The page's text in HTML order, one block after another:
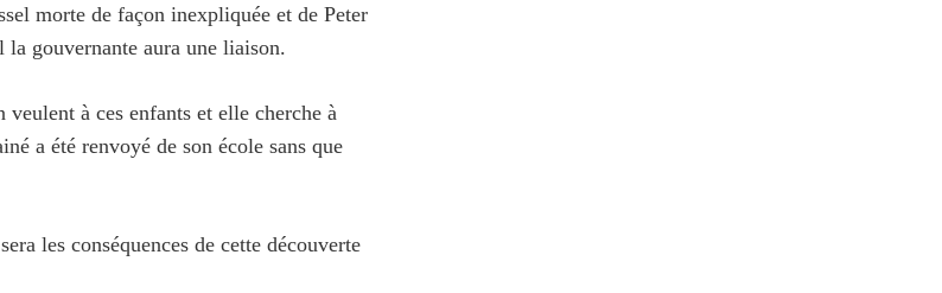
morte de façon inexpliquée et de Peter
gouvernante aura une liaison.
à ces enfants et elle cherche à
a été renvoyé de son école sans que
les conséquences de cette découverte